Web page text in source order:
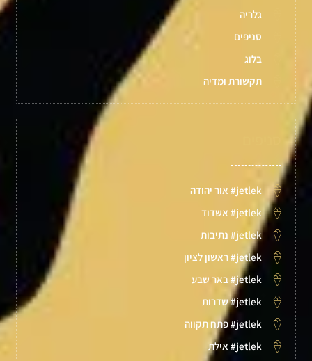
גלריה
סניפים
בלוג
תקשורת ומדיה
jetlek# אור יהודה
jetlek# אשדוד
jetlek# נתיבות
jetlek# ראשון לציון
jetlek# באר שבע
jetlek# שדרות
jetlek# פתח תקווה
jetlek# אילת